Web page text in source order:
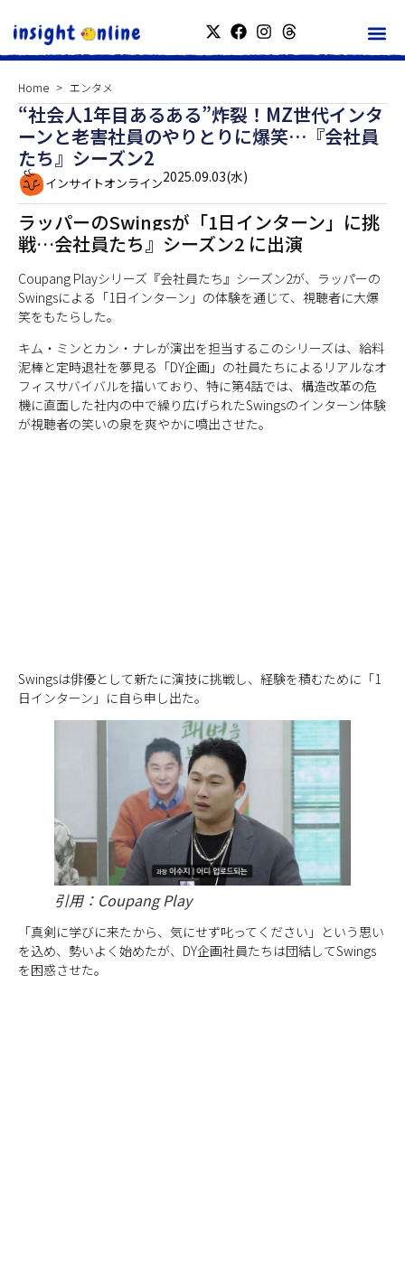
Home エンタメ
“社会人1年目あるある”炸裂！MZ世代インタ
ーンと老害社員のやりとりに爆笑…『会社員
たち』シーズン2
インサイトオンライン2025.09.03(水)
ラッパーのSwingsが「1日インターン」に挑
戦…会社員たち』シーズン2 に出演
Coupang Playシリーズ『会社員たち』シーズン2が、ラッパーの
Swingsによる「1日インターン」の体験を通じて、視聴者に大爆
笑をもたらした。
キム・ミンとカン・ナレが演出を担当するこのシリーズは、給料
泥棒と定時退社を夢見る「DY企画」の社員たちによるリアルなオ
フィスサバイバルを描いており、特に第4話では、構造改革の危
機に直面した社内の中で繰り広げられたSwingsのインターン体験
が視聴者の笑いの泉を爽やかに噴出させた。
Swingsは俳優として新たに演技に挑戦し、経験を積むために「1
日インターン」に自ら申し出た。
引用：Coupang Play
「真剣に学びに来たから、気にせず叱ってください」という思い
を込め、勢いよく始めたが、DY企画社員たちは団結してSwings
を困惑させた。